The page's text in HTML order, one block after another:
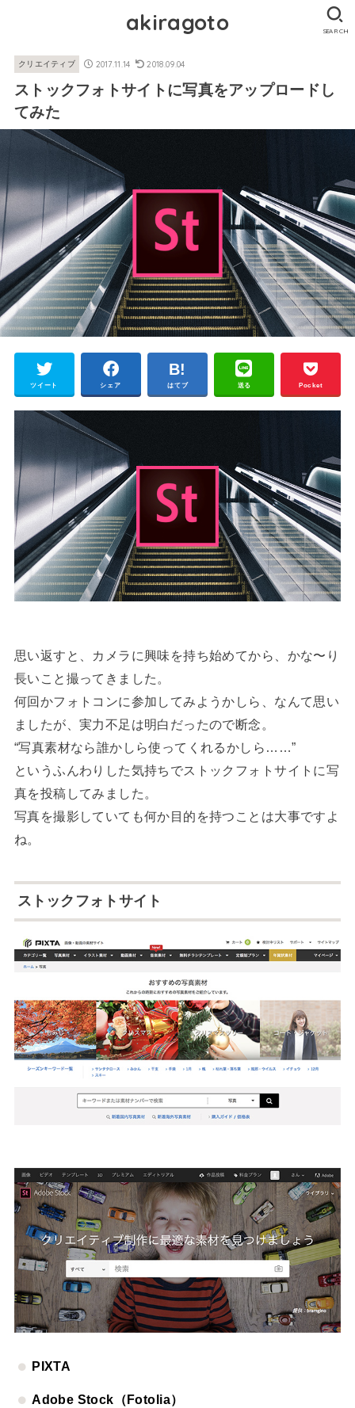
akiragoto SEARCH
クリエイティブ 2017.11.14 2018.09.04
ストックフォトサイトに写真をアップロードし
てみた
ツイート シェア はてブ 送る Pocket
思い返すと、カメラに興味を持ち始めてから、かな〜り
長いこと撮ってきました。
何回かフォトコンに参加してみようかしら、なんて思い
ましたが、実力不足は明白だったので断念。
“写真素材なら誰かしら使ってくれるかしら……”
というふんわりした気持ちでストックフォトサイトに写
真を投稿してみました。
写真を撮影していても何か目的を持つことは大事ですよ
ね。
ストックフォトサイト
PIXTA
Adobe Stock（Fotolia）